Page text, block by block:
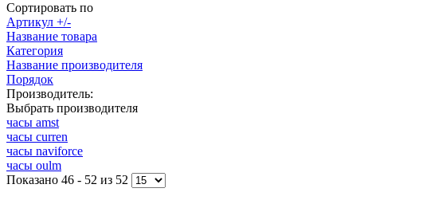
Сортировать по
Артикул +/-
Название товара
Категория
Название производителя
Порядок
Производитель:
Выбрать производителя
часы amst
часы curren
часы naviforce
часы oulm
Показано 46 - 52 из 52